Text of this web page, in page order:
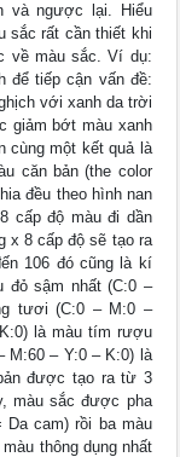
và ngược lại. Hiểu
sắc rất cần thiết khi
về màu sắc. Ví dụ:
để tiếp cận vấn đề:
với xanh da trời
giảm bớt màu xanh
cùng một kết quả là
căn bản (the color
đều theo hình nan
cấp độ màu đi dần
x 8 cấp độ sẽ tạo ra
106 đó cũng là kí
đỏ sậm nhất (C:0 –
tươi (C:0 – M:0 –
là màu tím rượu
M:60 – Y:0 – K:0) là
được tạo ra từ 3
màu sắc được pha
cam) rồi ba màu
thông dụng nhất